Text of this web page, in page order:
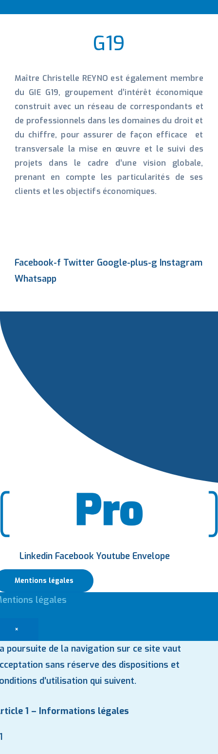
G19
Maître Christelle REYNO est également membre
du GIE G19, groupement d’intérêt économique
construit avec un réseau de correspondants et
de professionnels dans les domaines du droit et
du chiffre, pour assurer de façon efficace et
transversale la mise en œuvre et le suivi des
projets dans le cadre d’une vision globale,
prenant en compte les particularités de ses
clients et les objectifs économiques.
Facebook-f Twitter Google-plus-g Instagram
Whatsapp
Linkedin Facebook Youtube Envelope
Mentions légales
légales
×
poursuite de la navigation sur ce site vaut
sans réserve des dispositions et
d’utilisation qui suivent.
1 – Informations légales